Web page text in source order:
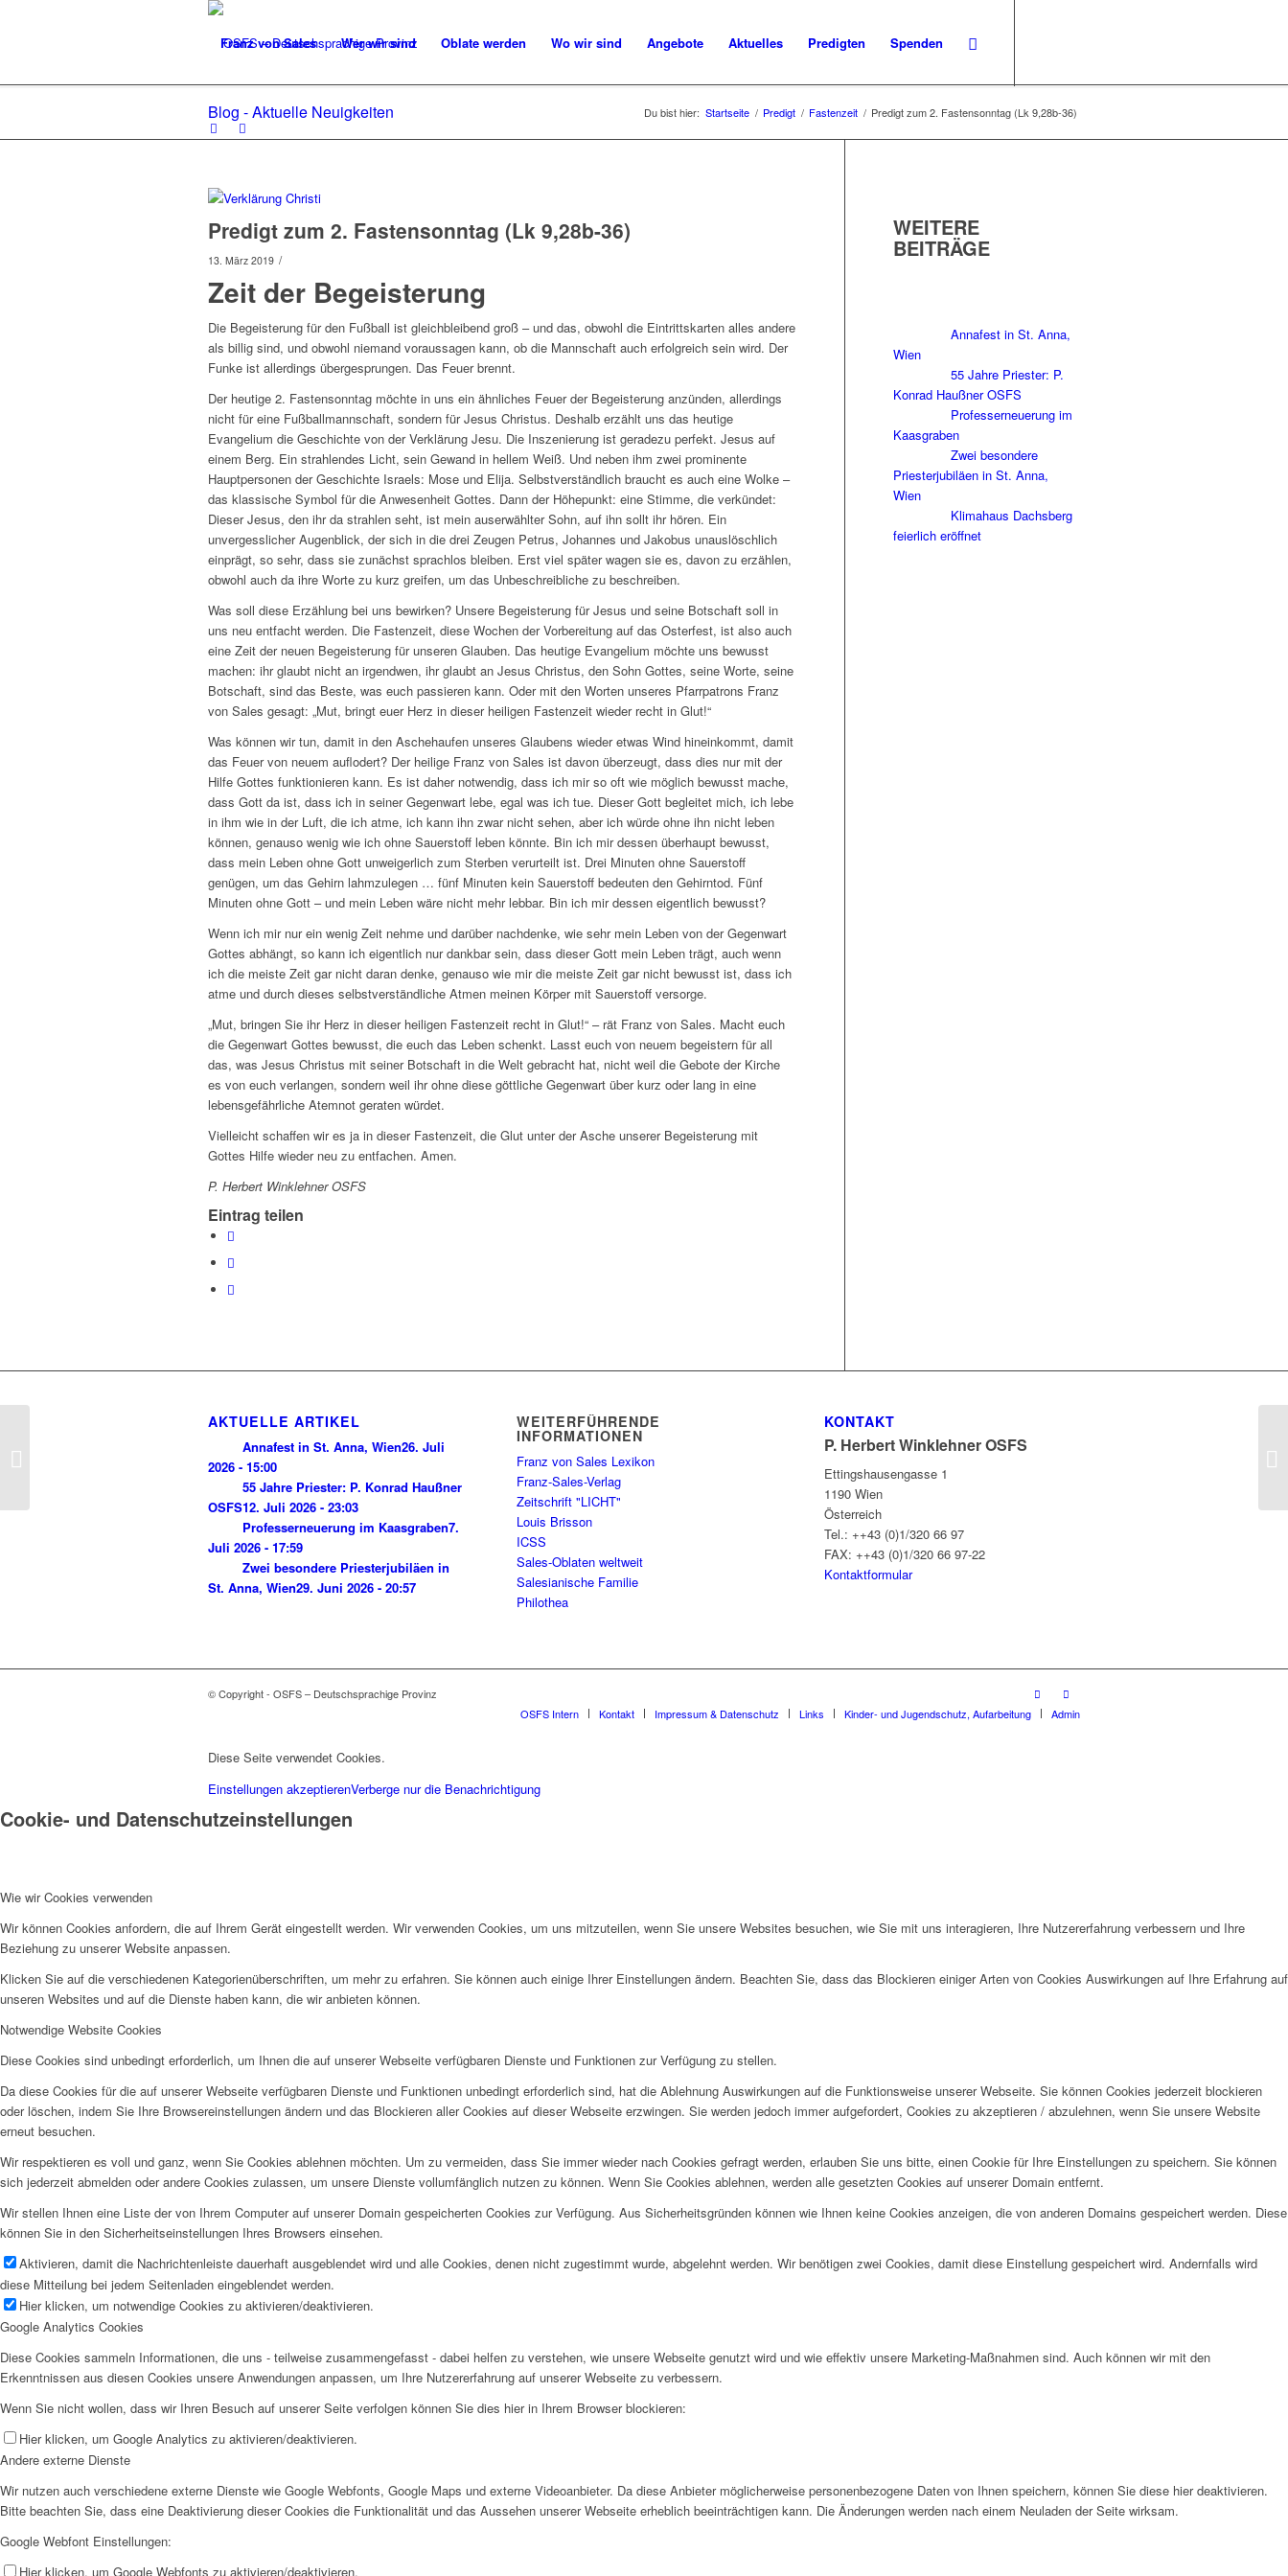
Franz von Sales Wer wir sind Oblate werden Wo wir sind Angebote Aktuelles Predigten Spenden
Blog - Aktuelle Neuigkeiten Du bist hier: Startseite / Predigt / Fastenzeit / Predigt zum 2. Fastensonntag (Lk 9,28b-36)
Predigt zum 2. Fastensonntag (Lk 9,28b-36)
13. März 2019 /
Zeit der Begeisterung
Die Begeisterung für den Fußball ist gleichbleibend groß – und das, obwohl die Eintrittskarten alles andere
als billig sind, und obwohl niemand voraussagen kann, ob die Mannschaft auch erfolgreich sein wird. Der
Funke ist allerdings übergesprungen. Das Feuer brennt.
Der heutige 2. Fastensonntag möchte in uns ein ähnliches Feuer der Begeisterung anzünden, allerdings
nicht für eine Fußballmannschaft, sondern für Jesus Christus. Deshalb erzählt uns das heutige
Evangelium die Geschichte von der Verklärung Jesu. Die Inszenierung ist geradezu perfekt. Jesus auf
einem Berg. Ein strahlendes Licht, sein Gewand in hellem Weiß. Und neben ihm zwei prominente
Hauptpersonen der Geschichte Israels: Mose und Elija. Selbstverständlich braucht es auch eine Wolke –
das klassische Symbol für die Anwesenheit Gottes. Dann der Höhepunkt: eine Stimme, die verkündet:
Dieser Jesus, den ihr da strahlen seht, ist mein auserwählter Sohn, auf ihn sollt ihr hören. Ein
unvergesslicher Augenblick, der sich in die drei Zeugen Petrus, Johannes und Jakobus unauslöschlich
einprägt, so sehr, dass sie zunächst sprachlos bleiben. Erst viel später wagen sie es, davon zu erzählen,
obwohl auch da ihre Worte zu kurz greifen, um das Unbeschreibliche zu beschreiben.
Was soll diese Erzählung bei uns bewirken? Unsere Begeisterung für Jesus und seine Botschaft soll in
uns neu entfacht werden. Die Fastenzeit, diese Wochen der Vorbereitung auf das Osterfest, ist also auch
eine Zeit der neuen Begeisterung für unseren Glauben. Das heutige Evangelium möchte uns bewusst
machen: ihr glaubt nicht an irgendwen, ihr glaubt an Jesus Christus, den Sohn Gottes, seine Worte, seine
Botschaft, sind das Beste, was euch passieren kann. Oder mit den Worten unseres Pfarrpatrons Franz
von Sales gesagt: „Mut, bringt euer Herz in dieser heiligen Fastenzeit wieder recht in Glut!“
Was können wir tun, damit in den Aschehaufen unseres Glaubens wieder etwas Wind hineinkommt, damit
das Feuer von neuem auflodert? Der heilige Franz von Sales ist davon überzeugt, dass dies nur mit der
Hilfe Gottes funktionieren kann. Es ist daher notwendig, dass ich mir so oft wie möglich bewusst mache,
dass Gott da ist, dass ich in seiner Gegenwart lebe, egal was ich tue. Dieser Gott begleitet mich, ich lebe
in ihm wie in der Luft, die ich atme, ich kann ihn zwar nicht sehen, aber ich würde ohne ihn nicht leben
können, genauso wenig wie ich ohne Sauerstoff leben könnte. Bin ich mir dessen überhaupt bewusst,
dass mein Leben ohne Gott unweigerlich zum Sterben verurteilt ist. Drei Minuten ohne Sauerstoff
genügen, um das Gehirn lahmzulegen … fünf Minuten kein Sauerstoff bedeuten den Gehirntod. Fünf
Minuten ohne Gott – und mein Leben wäre nicht mehr lebbar. Bin ich mir dessen eigentlich bewusst?
Wenn ich mir nur ein wenig Zeit nehme und darüber nachdenke, wie sehr mein Leben von der Gegenwart
Gottes abhängt, so kann ich eigentlich nur dankbar sein, dass dieser Gott mein Leben trägt, auch wenn
ich die meiste Zeit gar nicht daran denke, genauso wie mir die meiste Zeit gar nicht bewusst ist, dass ich
atme und durch dieses selbstverständliche Atmen meinen Körper mit Sauerstoff versorge.
„Mut, bringen Sie ihr Herz in dieser heiligen Fastenzeit recht in Glut!“ – rät Franz von Sales. Macht euch
die Gegenwart Gottes bewusst, die euch das Leben schenkt. Lasst euch von neuem begeistern für all
das, was Jesus Christus mit seiner Botschaft in die Welt gebracht hat, nicht weil die Gebote der Kirche
es von euch verlangen, sondern weil ihr ohne diese göttliche Gegenwart über kurz oder lang in eine
lebensgefährliche Atemnot geraten würdet.
Vielleicht schaffen wir es ja in dieser Fastenzeit, die Glut unter der Asche unserer Begeisterung mit
Gottes Hilfe wieder neu zu entfachen. Amen.
P. Herbert Winklehner OSFS
Eintrag teilen
WEITERE
BEITRÄGE
Annafest in St. Anna,
Wien
55 Jahre Priester: P.
Konrad Haußner OSFS
Professerneuerung im
Kaasgraben
Zwei besondere
Priesterjubiläen in St. Anna,
Wien
Klimahaus Dachsberg
feierlich eröffnet
AKTUELLE ARTIKEL
Annafest in St. Anna, Wien26. Juli
2026 - 15:00
55 Jahre Priester: P. Konrad Haußner
OSFS12. Juli 2026 - 23:03
Professerneuerung im Kaasgraben7.
Juli 2026 - 17:59
Zwei besondere Priesterjubiläen in
St. Anna, Wien29. Juni 2026 - 20:57
WEITERFÜHRENDE
INFORMATIONEN
Franz von Sales Lexikon
Franz-Sales-Verlag
Zeitschrift "LICHT"
Louis Brisson
ICSS
Sales-Oblaten weltweit
Salesianische Familie
Philothea
KONTAKT
P. Herbert Winklehner OSFS
Ettingshausengasse 1
1190 Wien
Österreich
Tel.: ++43 (0)1/320 66 97
FAX: ++43 (0)1/320 66 97-22
Kontaktformular
© Copyright - OSFS – Deutschsprachige Provinz
OSFS Intern
Kontakt Impressum & Datenschutz Links Kinder- und Jugendschutz, Aufarbeitung Admin
Diese Seite verwendet Cookies.
Einstellungen akzeptierenVerberge nur die Benachrichtigung
Cookie- und Datenschutzeinstellungen
Wie wir Cookies verwenden
Wir können Cookies anfordern, die auf Ihrem Gerät eingestellt werden. Wir verwenden Cookies, um uns mitzuteilen, wenn Sie unsere Websites besuchen, wie Sie mit uns interagieren, Ihre Nutzererfahrung verbessern und Ihre
Beziehung zu unserer Website anpassen.
Klicken Sie auf die verschiedenen Kategorienüberschriften, um mehr zu erfahren. Sie können auch einige Ihrer Einstellungen ändern. Beachten Sie, dass das Blockieren einiger Arten von Cookies Auswirkungen auf Ihre Erfahrung auf
unseren Websites und auf die Dienste haben kann, die wir anbieten können.
Notwendige Website Cookies
Diese Cookies sind unbedingt erforderlich, um Ihnen die auf unserer Webseite verfügbaren Dienste und Funktionen zur Verfügung zu stellen.
Da diese Cookies für die auf unserer Webseite verfügbaren Dienste und Funktionen unbedingt erforderlich sind, hat die Ablehnung Auswirkungen auf die Funktionsweise unserer Webseite. Sie können Cookies jederzeit blockieren
oder löschen, indem Sie Ihre Browsereinstellungen ändern und das Blockieren aller Cookies auf dieser Webseite erzwingen. Sie werden jedoch immer aufgefordert, Cookies zu akzeptieren / abzulehnen, wenn Sie unsere Website
erneut besuchen.
Wir respektieren es voll und ganz, wenn Sie Cookies ablehnen möchten. Um zu vermeiden, dass Sie immer wieder nach Cookies gefragt werden, erlauben Sie uns bitte, einen Cookie für Ihre Einstellungen zu speichern. Sie können
sich jederzeit abmelden oder andere Cookies zulassen, um unsere Dienste vollumfänglich nutzen zu können. Wenn Sie Cookies ablehnen, werden alle gesetzten Cookies auf unserer Domain entfernt.
Wir stellen Ihnen eine Liste der von Ihrem Computer auf unserer Domain gespeicherten Cookies zur Verfügung. Aus Sicherheitsgründen können wie Ihnen keine Cookies anzeigen, die von anderen Domains gespeichert werden. Diese
können Sie in den Sicherheitseinstellungen Ihres Browsers einsehen.
Aktivieren, damit die Nachrichtenleiste dauerhaft ausgeblendet wird und alle Cookies, denen nicht zugestimmt wurde, abgelehnt werden. Wir benötigen zwei Cookies, damit diese Einstellung gespeichert wird. Andernfalls wird
diese Mitteilung bei jedem Seitenladen eingeblendet werden.
Hier klicken, um notwendige Cookies zu aktivieren/deaktivieren.
Google Analytics Cookies
Diese Cookies sammeln Informationen, die uns - teilweise zusammengefasst - dabei helfen zu verstehen, wie unsere Webseite genutzt wird und wie effektiv unsere Marketing-Maßnahmen sind. Auch können wir mit den
Erkenntnissen aus diesen Cookies unsere Anwendungen anpassen, um Ihre Nutzererfahrung auf unserer Webseite zu verbessern.
Wenn Sie nicht wollen, dass wir Ihren Besuch auf unserer Seite verfolgen können Sie dies hier in Ihrem Browser blockieren:
Hier klicken, um Google Analytics zu aktivieren/deaktivieren.
Andere externe Dienste
Wir nutzen auch verschiedene externe Dienste wie Google Webfonts, Google Maps und externe Videoanbieter. Da diese Anbieter möglicherweise personenbezogene Daten von Ihnen speichern, können Sie diese hier deaktivieren.
Bitte beachten Sie, dass eine Deaktivierung dieser Cookies die Funktionalität und das Aussehen unserer Webseite erheblich beeinträchtigen kann. Die Änderungen werden nach einem Neuladen der Seite wirksam.
Google Webfont Einstellungen:
Hier klicken, um Google Webfonts zu aktivieren/deaktivieren.